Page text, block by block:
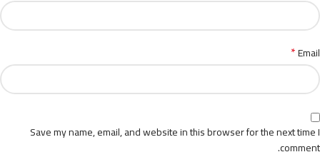
Email
*
Save my name, email, and website in this browser for the next time I
comment.